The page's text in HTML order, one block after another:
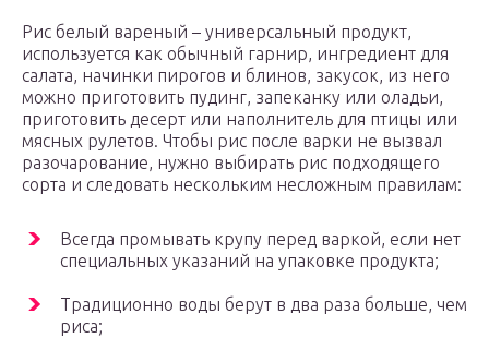
Рис белый вареный – универсальный продукт,
используется как обычный гарнир, ингредиент для
салата, начинки пирогов и блинов, закусок, из него
можно приготовить пудинг, запеканку или оладьи,
приготовить десерт или наполнитель для птицы или
мясных рулетов. Чтобы рис после варки не вызвал
разочарование, нужно выбирать рис подходящего
сорта и следовать нескольким несложным правилам:
Всегда промывать крупу перед варкой, если нет
специальных указаний на упаковке продукта;
Традиционно воды берут в два раза больше, чем
риса;